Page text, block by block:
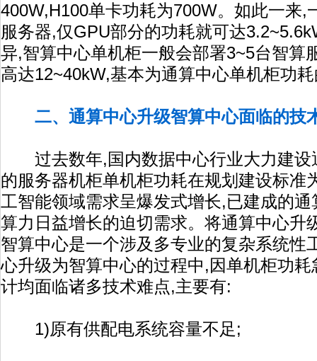
400W,H100单卡功耗为700W。如此一来,
服务器,仅GPU部分的功耗就可达
异,智算中心单机柜一般会部署3~5台智算
高达12~40kW,基本为通算中心单机柜功
二、通算中心升级智算中心面临的技
过去数年,国内数据中心行业大力建设
的服务器机柜单机柜功耗在规划建设标准
工智能领域需求呈爆发式增长,已建成的
算力日益增长的迫切需求。将通算中心升
智算中心是一个涉及多专业的复杂系统性
心升级为智算中心的过程中,因单机柜功
计均面临诸多技术难点,主要有:
1)原有供配电系统容量不足;